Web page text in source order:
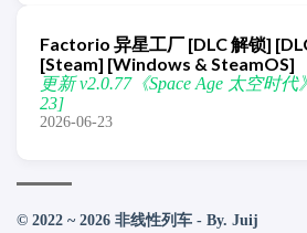
Factorio 异星工厂 [DLC 解锁]
[Steam] [Windows & SteamOS]
更新 v2.0.77《Space Age 太空时代
23]
2026-06-23
© 2022 ~ 2026 非线性列车 - By. Juij